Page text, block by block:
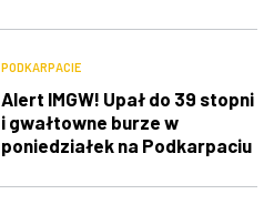
PODKARPACIE
Alert IMGW! Upał do 39 stopni
i gwałtowne burze w
poniedziałek na Podkarpaciu